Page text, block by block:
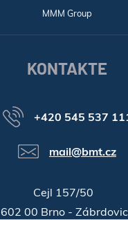
MMM Group
KONTAKTE
+420 545 537
mail@bmt.cz
Cejl 157/50
602 00 Brno -